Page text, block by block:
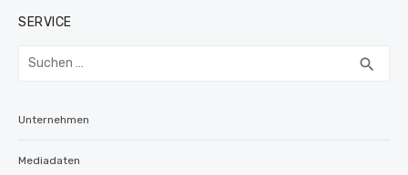
SERVICE
Suchen
search
Unternehmen
Mediadaten